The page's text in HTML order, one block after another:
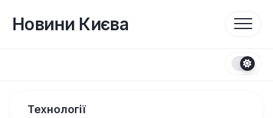
вмістуНовини Києва
Технології